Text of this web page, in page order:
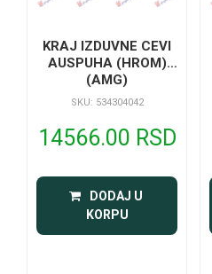
KRAJ IZDUVNE CEVI
AUSPUHA (HROM)
(AMG)
SKU: 534304042
14566.00 RSD
DODAJ U
KORPU